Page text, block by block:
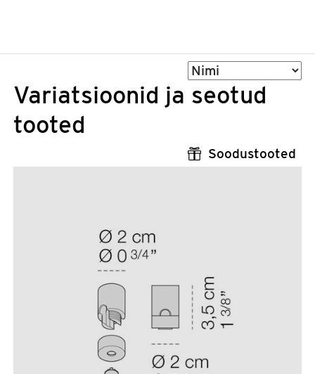
Sorteeri
Variatsioonid ja seotud
tooted
Soodustooted